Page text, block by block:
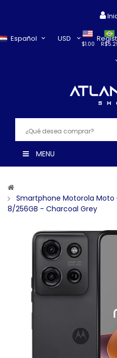
Español USD
$1.00
MENU
Smartphone Motorola Moto
8/256GB - Charcoal Grey